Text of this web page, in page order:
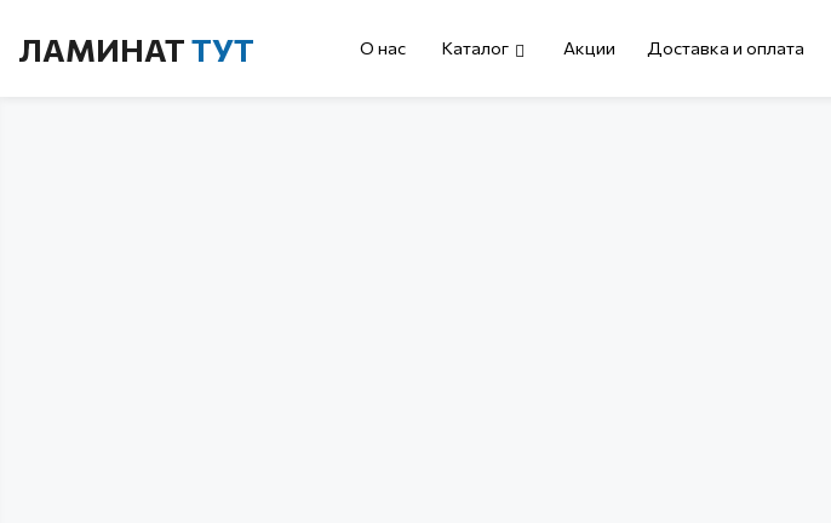
ЛАМИНАТТУТ О нас Каталог Акции Доставка и оплата